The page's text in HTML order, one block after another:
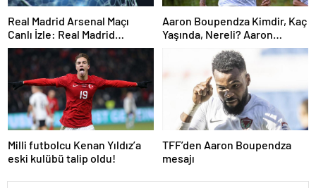
Real Madrid Arsenal Maçı
Canlı İzle: Real Madrid
Arsenal Maçı Hangi Kanalda?
Real Madrid Arsenal Maçı Ne
Zaman, Saat Kaçta? İşte Maç
Kadrosu
Aaron Boupendza Kimdir, Kaç
Yaşında, Nereli? Aaron
Boupendza neden öldü?
Süper Lig’in eski gol kralı
hayatını kaybetti!
Milli futbolcu Kenan Yıldız’a
eski kulübü talip oldu!
TFF’den Aaron Boupendza
mesajı